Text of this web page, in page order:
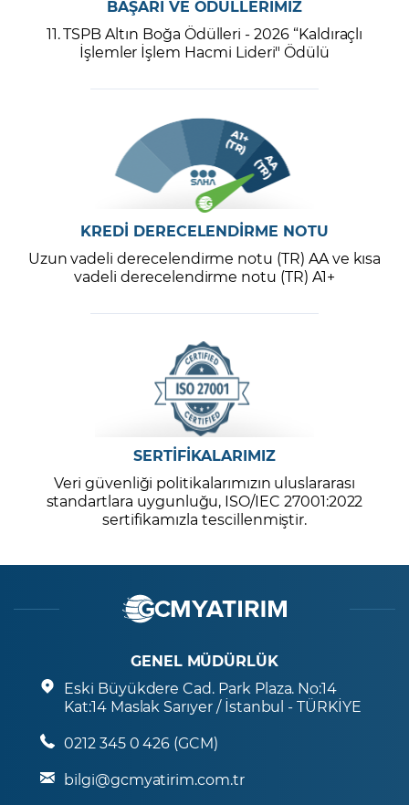
BAŞARI VE ÖDÜLLERİMİZ
11. TSPB Altın Boğa Ödülleri - 2026 “Kaldıraçlı
İşlemler İşlem Hacmi Lideri" Ödülü
KREDİ DERECELENDİRME NOTU
Uzun vadeli derecelendirme notu (TR) AA ve kısa
vadeli derecelendirme notu (TR) A1+
SERTİFİKALARIMIZ
Veri güvenliği politikalarımızın uluslararası
standartlara uygunluğu, ISO/IEC 27001:2022
sertifikamızla tescillenmiştir.
GENEL MÜDÜRLÜK
Eski Büyükdere Cad. Park Plaza. No:14
Kat:14 Maslak Sarıyer / İstanbul - TÜRKİYE
0212 345 0 426 (GCM)
bilgi@gcmyatirim.com.tr